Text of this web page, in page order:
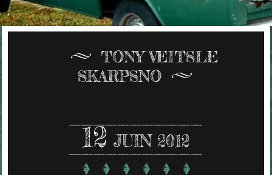
TONY VEITSLE
SKARPSNO
12 JUIN 2012